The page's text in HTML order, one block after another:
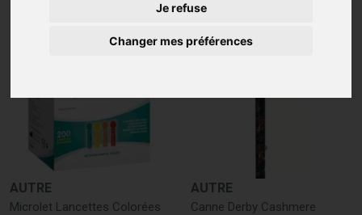
Je refuse
Changer mes préférences
AUTRE
Microlet Lancettes Colorées
AUTRE
Canne Derby Cashmere